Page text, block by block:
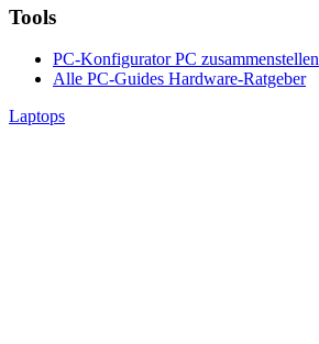
Tools
PC-KonfiguratorPC zusammenstellen
Alle PC-Guides Hardware-Ratgeber
Laptops